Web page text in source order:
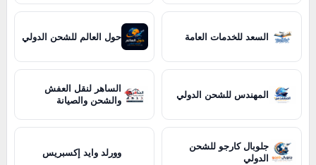
السعد للخدمات العامة حول العالم للشحن الدولي
المهندس للشحن الدولي
الساهر لنقل العفش
والشحن والصيانة
جلوبال كارجو للشحن
الدولي
وورلد وايد إكسبريس